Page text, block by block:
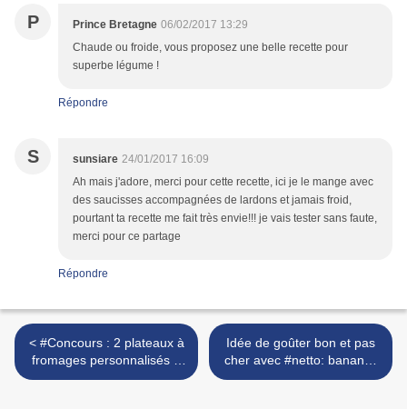
P Prince Bretagne 06/02/2017 13:29
Chaude ou froide, vous proposez une belle recette pour
superbe légume !
Répondre
S sunsiare 24/01/2017 16:09
Ah mais j'adore, merci pour cette recette, ici je le mange avec
des saucisses accompagnées de lardons et jamais froid,
pourtant ta recette me fait très envie!!! je vais tester sans faute,
merci pour ce partage
Répondre
< #Concours : 2 plateaux à
fromages personnalisés à
gagner avec la brique
Idée de goûter bon et pas
cher avec #netto: bananes
chocolat-caramel-amandes